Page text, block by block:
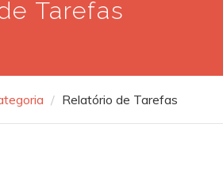
Tarefas
Relatório de Tarefas